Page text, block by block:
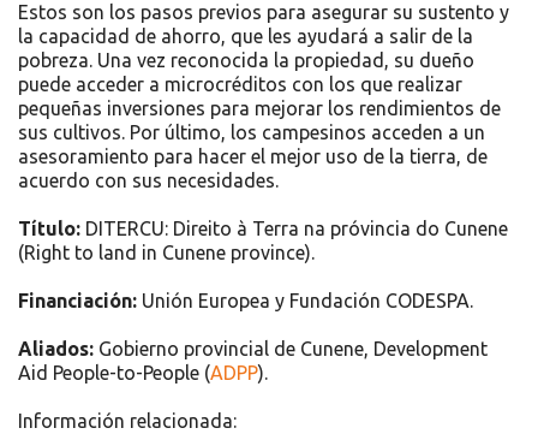
Estos son los pasos previos para asegurar su sustento y
la capacidad de ahorro, que les ayudará a salir de la
pobreza. Una vez reconocida la propiedad, su dueño
puede acceder a microcréditos con los que realizar
pequeñas inversiones para mejorar los rendimientos de
sus cultivos. Por último, los campesinos acceden a un
asesoramiento para hacer el mejor uso de la tierra, de
acuerdo con sus necesidades.
Título: DITERCU: Direito à Terra na próvincia do Cunene
(Right to land in Cunene province).
Financiación: Unión Europea y Fundación CODESPA.
Aliados: Gobierno provincial de Cunene, Development
Aid People-to-People (ADPP).
Información relacionada: